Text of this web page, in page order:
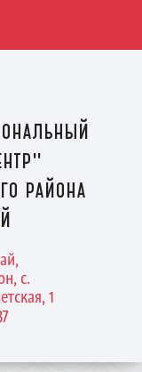
района
с.
1